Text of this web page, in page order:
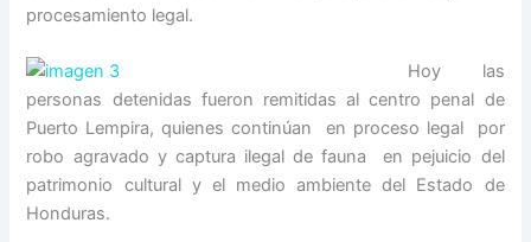
procesamiento legal.
Hoy las
personas detenidas fueron remitidas al centro penal de
Puerto Lempira, quienes continúan en proceso legal por
robo agravado y captura ilegal de fauna en pejuicio del
patrimonio cultural y el medio ambiente del Estado de
Honduras.